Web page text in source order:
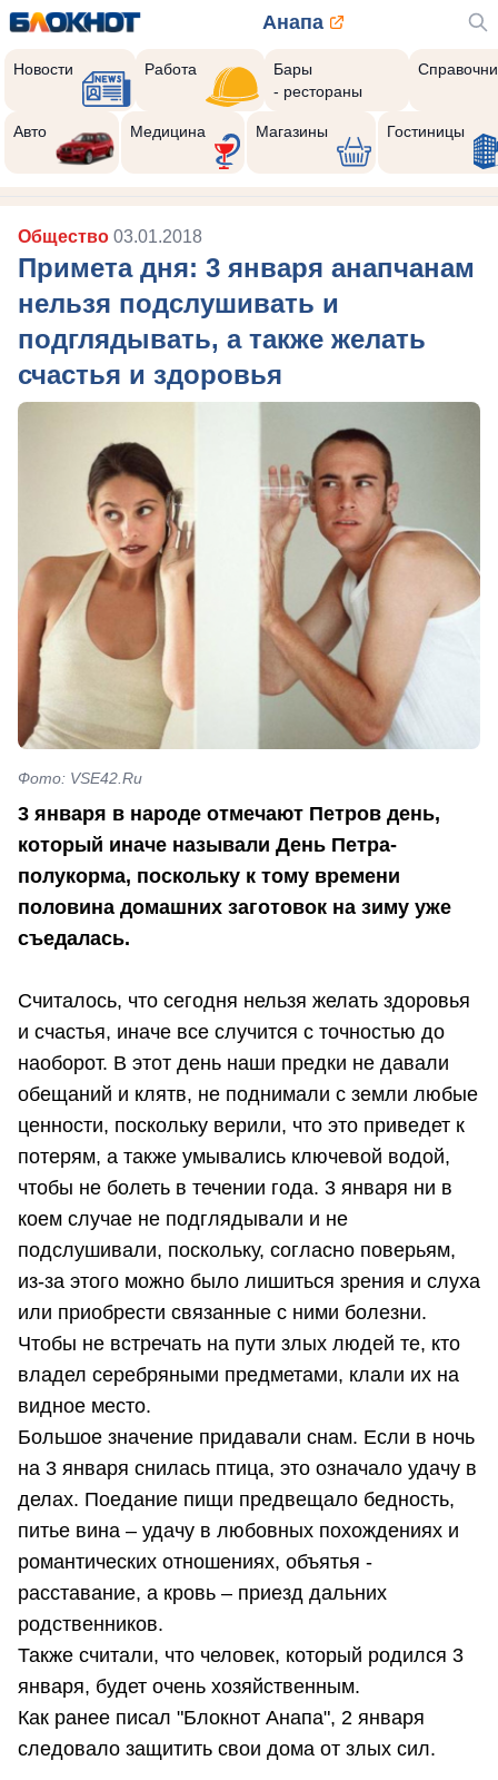
Анапа
Новости Работа
Бары
- рестораны
Авто Медицина Магазины Гостиницы
Общество 03.01.2018
Примета дня: 3 января анапчанам
нельзя подслушивать и
подглядывать, а также желать
счастья и здоровья
Фото: VSE42.Ru
3 января в народе отмечают Петров день,
который иначе называли День Петра-
полукорма, поскольку к тому времени
половина домашних заготовок на зиму уже
съедалась.
Считалось, что сегодня нельзя желать здоровья
и счастья, иначе все случится с точностью до
наоборот. В этот день наши предки не давали
обещаний и клятв, не поднимали с земли любые
ценности, поскольку верили, что это приведет к
потерям, а также умывались ключевой водой,
чтобы не болеть в течении года. 3 января ни в
коем случае не подглядывали и не
подслушивали, поскольку, согласно поверьям,
из-за этого можно было лишиться зрения и слуха
или приобрести связанные с ними болезни.
Чтобы не встречать на пути злых людей те, кто
владел серебряными предметами, клали их на
видное место.
Большое значение придавали снам. Если в ночь
на 3 января снилась птица, это означало удачу в
делах. Поедание пищи предвещало бедность,
питье вина – удачу в любовных похождениях и
романтических отношениях, объятья -
расставание, а кровь – приезд дальних
родственников.
Также считали, что человек, который родился 3
января, будет очень хозяйственным.
Как ранее писал "Блокнот Анапа", 2 января
следовало защитить свои дома от злых сил.